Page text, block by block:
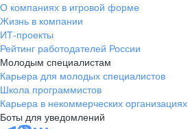
О компаниях в игровой форме
Жизнь в компании
ИТ-проекты
Рейтинг работодателей России
Молодым специалистам
Карьера для молодых специалистов
Школа программистов
Карьера в некоммерческих организациях
Боты для уведомлений